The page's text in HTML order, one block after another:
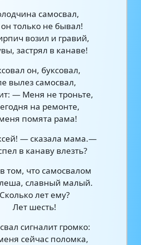
самосвал,
он только не бывал!
возил и гравий,
застрял в канаве!
он, буксовал,
вылез самосвал,
— Меня не троньте,
на ремонте,
помята рама!
— сказала мама.—
в канаву влезть?
том, что самосвалом
славный малый.
Сколько лет ему?
Лет шесть!
сигналит громко:
сейчас поломка,